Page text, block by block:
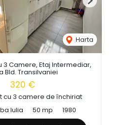
Harta
Next
Camere, Etaj Intermediar,
Bld. Transilvaniei
320 €
cu 3 camere de închiriat
Iulia
50 mp 1980